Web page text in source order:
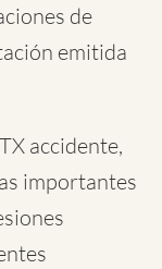
de
emitida
accidente,
importantes